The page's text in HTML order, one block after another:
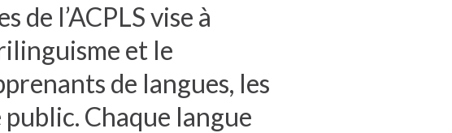
de l’ACPLS vise à
et le
de langues, les
Chaque langue